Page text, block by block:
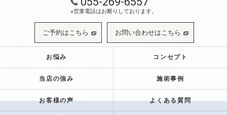
※営業電話はお断りしております。
ご予約はこちら お問い合わせはこちら
お悩み コンセプト
当店の強み 施術事例
お客様の声 よくある質問